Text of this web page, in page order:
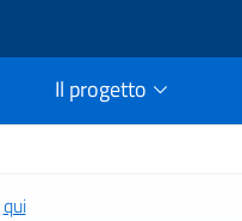
Il progetto
qui